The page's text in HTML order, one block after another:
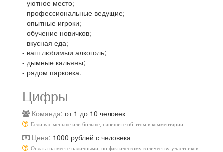
- уютное место;
- профессиональные ведущие;
- опытные игроки;
- обучение новичков;
- вкусная еда;
- ваш любимый алкоголь;
- дымные кальяны;
- рядом парковка.
Цифры
Команда: от 1 до 10 человек
Если вас меньше или больше, напишите об этом в комментарии.
Цена: 1000 рублей с человека
Оплата на месте наличными, по фактическому количеству участников